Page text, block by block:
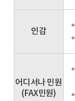
인감
어디서나 민원
(FAX민원)